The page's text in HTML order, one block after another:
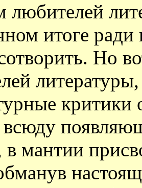
любителей
итоге
Но
критики
всюду
в мантии